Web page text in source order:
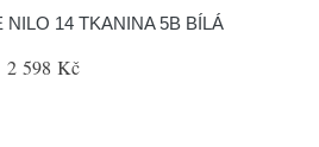
NILO 14 TKANINA 5B BÍLÁ
2 598 Kč